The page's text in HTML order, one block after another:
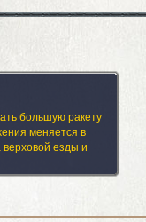
большую ракету
меняется в
верховой езды и